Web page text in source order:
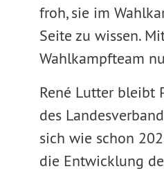
froh, sie im
Seite zu wissen.
Wahlkampfteam
René Lutter bleibt
des
sich wie schon
die Entwicklung